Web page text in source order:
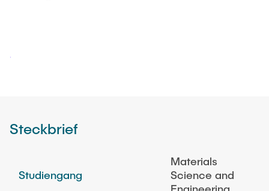
Steckbrief
Studiengang
Materials
Science and